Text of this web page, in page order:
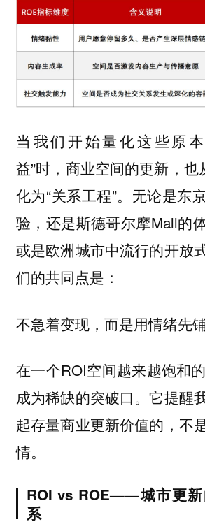
当我们开始量化这些原
益”时，商业空间的更新，也
化为“关系工程”。无论是东
验，还是斯德哥尔摩Mall的
或是欧洲城市中流行的开放
们的共同点是：
不急着变现，而是用情绪先
在一个ROI空间越来越饱和
成为稀缺的突破口。它提醒
起存量商业更新价值的，不
情。
ROI vs ROE——城市更
系